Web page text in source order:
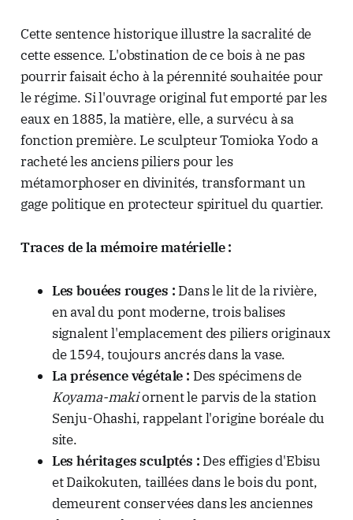
Cette sentence historique illustre la sacralité de
cette essence. L'obstination de ce bois à ne pas
pourrir faisait écho à la pérennité souhaitée pour
le régime. Si l'ouvrage original fut emporté par les
eaux en 1885, la matière, elle, a survécu à sa
fonction première. Le sculpteur Tomioka Yodo a
racheté les anciens piliers pour les
métamorphoser en divinités, transformant un
gage politique en protecteur spirituel du quartier.
Traces de la mémoire matérielle :
Les bouées rouges : Dans le lit de la rivière,
en aval du pont moderne, trois balises
signalent l'emplacement des piliers originaux
de 1594, toujours ancrés dans la vase.
La présence végétale : Des spécimens de
Koyama-makiornent le parvis de la station
Senju-Ohashi, rappelant l'origine boréale du
site.
Les héritages sculptés : Des effigies d'Ebisu
et Daikokuten, taillées dans le bois du pont,
demeurent conservées dans les anciennes